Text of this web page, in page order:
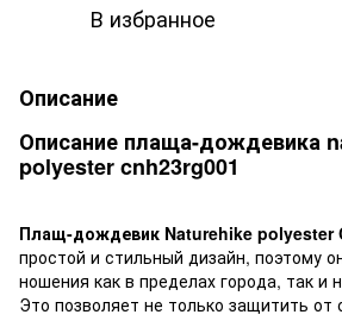
В избранное
Описание
Описание плаща-дождевика
polyester cnh23rg001
Плащ-дождевик Naturehike polyester
простой и стильный дизайн, поэтому
ношения как в пределах города, так и
Это позволяет не только защитить от